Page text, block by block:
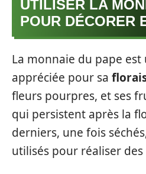
UTILISER LA
POUR DÉCORER
La monnaie du pape
appréciée pour sa
fleurs pourpres, et ses
qui persistent après la
derniers, une fois
utilisés pour réaliser des